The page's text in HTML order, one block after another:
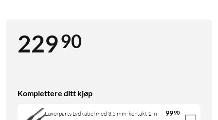
22990
Komplettere ditt kjøp
Luxorparts Lydkabel med 3,5 mm-kontakt 1 m 9990